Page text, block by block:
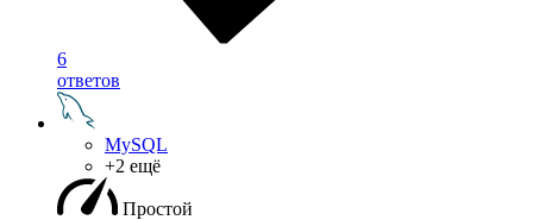
6
ответов
MySQL
+2 ещё
Простой